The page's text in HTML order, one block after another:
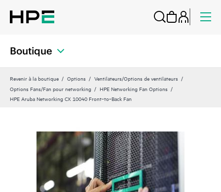
Boutique
Revenir à la boutique Options
Ventilateurs/Options de ventilateurs
Options Fans/Fan pour networking
HPE Networking Fan Options
HPE Aruba Networking CX 10040 Front‑to‑Back Fan